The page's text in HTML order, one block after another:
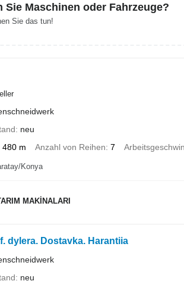
Sie Maschinen oder Fahrzeuge?
Sie das tun!
neu
480 m Anzahl von Reihen 7
Konya
MAKİNALARI
dylera. Dostavka. Harantiia
neu